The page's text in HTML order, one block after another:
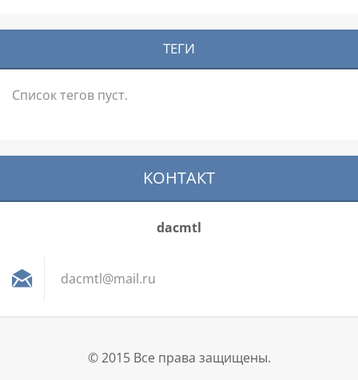
ТЕГИ
Список тегов пуст.
KOНТАКТ
dacmtl
dacmtl@mail.ru
© 2015 Все права защищены.